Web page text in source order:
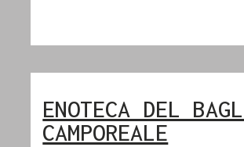
ENOTECA DEL
CAMPOREALE